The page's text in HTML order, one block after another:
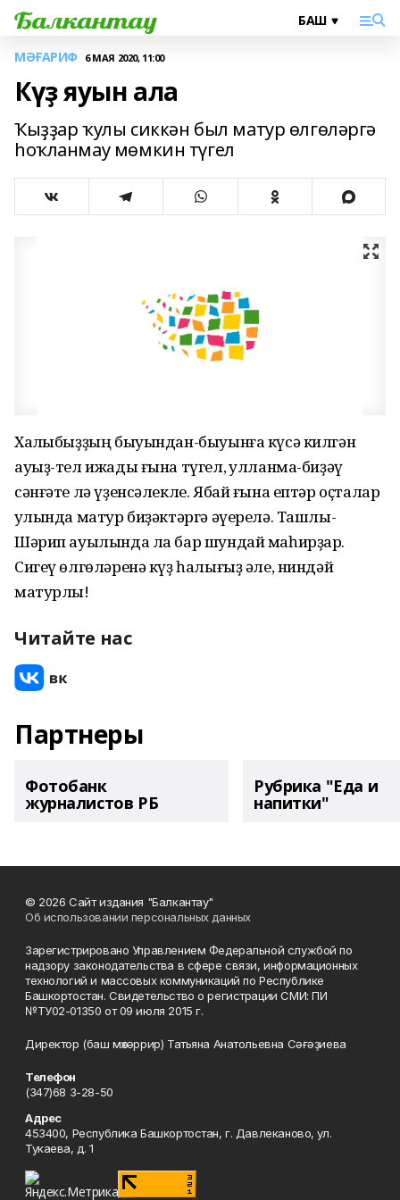
МӘҒАРИФ 6 МАЯ 2020, 11:00
Күҙ яуын ала
Ҡыҙҙар ҡулы сиккән был матур өлгөләргә
һоҡланмау мөмкин түгел
Халҡыбыҙҙың быуындан-быуынға күсә килгән
ауыҙ-тел ижады ғына түгел, ҡулланма-биҙәү
сәнғәте лә үҙенсәлекле. Ябай ғына ептәр оҫталар
ҡулында матур биҙәктәргә әүерелә. Ташлы-
Шәрип ауылында ла бар шундай маһирҙар.
Сигеү өлгөләренә күҙ һалығыҙ әле, ниндәй
матурлыҡ!
Читайте нас
Партнеры
Фотобанк
журналистов РБ
Рубрика "Еда и
напитки"
© 2026 Сайт издания "Балкантау"
Об использовании персональных данных
Зарегистрировано Управлением Федеральной службой по
надзору законодательства в сфере связи, информационных
технологий и массовых коммуникаций по Республике
Башкортостан. Свидетельство о регистрации СМИ: ПИ
№ТУ02-01350 от 09 июля 2015 г.
Директор (баш мөхәррир) Татьяна Анатольевна Сәғәҙиева
Телефон
(347)68 3-28-50
Адрес
453400, Республика Башкортостан, г. Давлеканово, ул.
Тукаева, д. 1